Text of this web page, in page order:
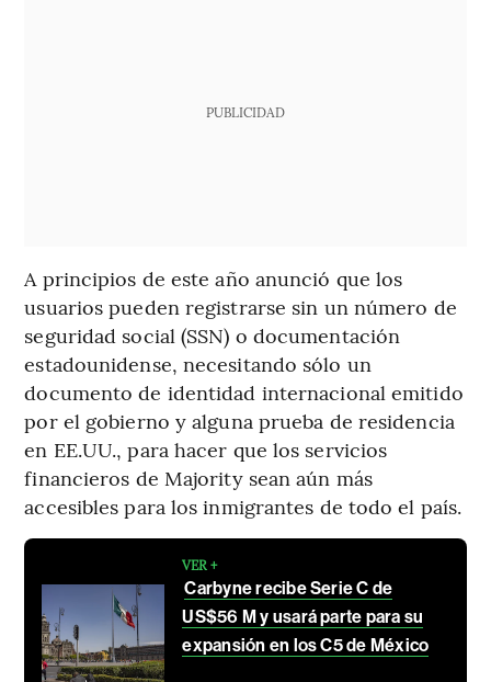
PUBLICIDAD
A principios de este año anunció que los
usuarios pueden registrarse sin un número de
seguridad social (SSN) o documentación
estadounidense, necesitando sólo un
documento de identidad internacional emitido
por el gobierno y alguna prueba de residencia
en EE.UU., para hacer que los servicios
financieros de Majority sean aún más
accesibles para los inmigrantes de todo el país.
VER +
Carbyne recibe Serie C de
US$56 M y usará parte para su
expansión en los C5 de México